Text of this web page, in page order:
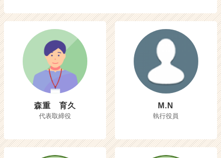
e
r）
森重 育久
代表取締役
M.N
執行役員